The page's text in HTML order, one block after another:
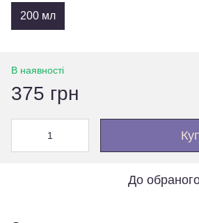
200 мл
В наявності
375 грн
До